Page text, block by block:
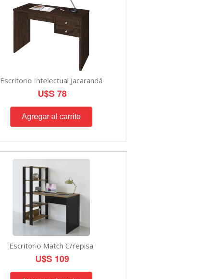
Escritorio Intelectual Jacarandá
U$S 78
Escritorio Match C/repisa
U$S 109